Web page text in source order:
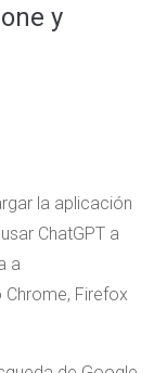
y
la aplicación
ChatGPT a
a
Firefox